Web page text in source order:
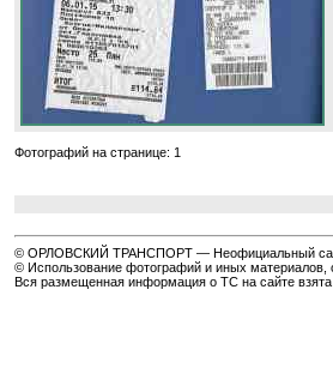
Фотографий на странице: 1
© ОРЛОВСКИЙ ТРАНСПОРТ — Неофициальный сайт
© Использование фотографий и иных материалов,
Вся размещенная информация о ТС на сайте